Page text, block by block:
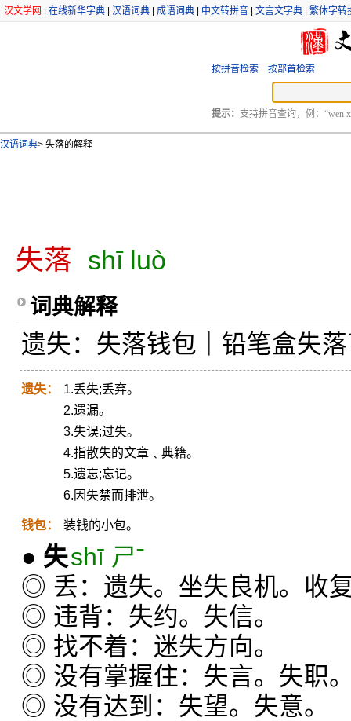
汉文学网 在线新华字典 汉语词典 成语词典 中文转拼音 文言文字典 繁体字转
按拼音检索 按部首检索
提示： 支持拼音查询，例：“wen
汉语词典> 失落的解释
失落 shī luò
词典解释
遗失：失落钱包｜铅笔盒失
遗失：
1.丢失;丢弃。
2.遗漏。
3.失误;过失。
4.指散失的文章﹑典籍。
5.遗忘;忘记。
6.因失禁而排泄。
钱包： 装钱的小包。
● 失shī ㄕˉ
◎ 丢：遗失。坐失良机。收
◎ 违背：失约。失信。
◎ 找不着：迷失方向。
◎ 没有掌握住：失言。失职
◎ 没有达到：失望。失意。